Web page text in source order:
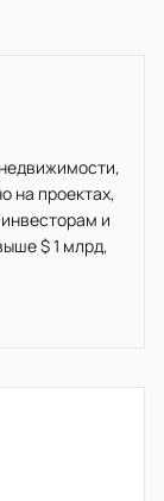
на проектах,
и
$ 1 млрд,